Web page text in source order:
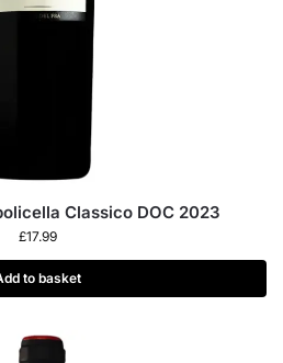
Classico DOC 2023
£17.99
to basket